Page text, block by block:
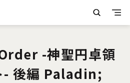
-神聖円卓領
- 後編 Paladin;